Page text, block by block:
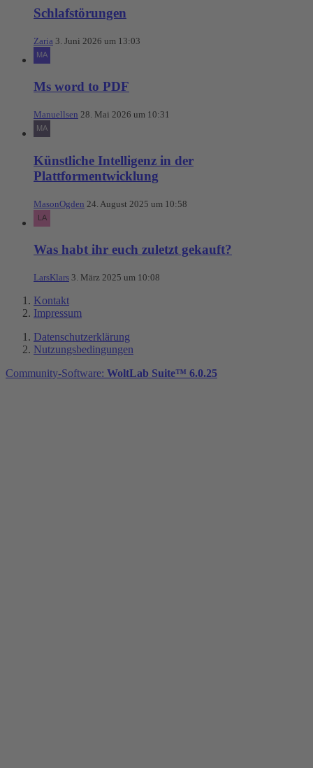
Schlafstörungen
Zaria 3. Juni 2026 um 13:03
Ms word to PDF
Manuellsen 28. Mai 2026 um 10:31
Künstliche Intelligenz in der
Plattformentwicklung
MasonOgden 24. August 2025 um 10:58
Was habt ihr euch zuletzt gekauft?
LarsKlars 3. März 2025 um 10:08
Kontakt
Impressum
Datenschutzerklärung
Nutzungsbedingungen
Community-Software: WoltLab Suite™ 6.0.25